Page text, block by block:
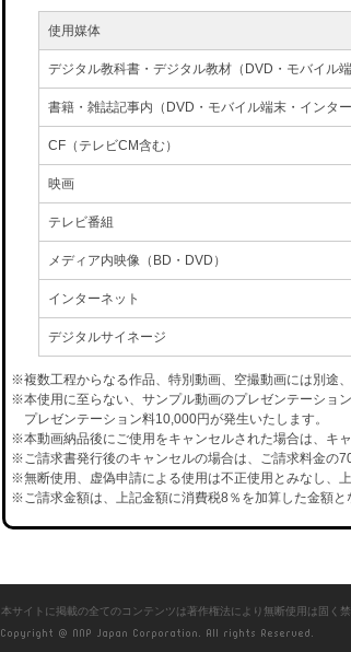
使用媒体
デジタル教科書・デジタル教材（DVD・モバイル
書籍・雑誌記事内（DVD・モバイル端末・インター
CF（テレビCM含む）
映画
テレビ番組
メディア内映像（BD・DVD）
インターネット
デジタルサイネージ
※複数工程からなる作品、特別動画、空撮動画には別途、
※本使用に至らない、サンプル動画のプレゼンテーショ
プレゼンテーション料10,000円が発生いたします。
※本動画納品後にご使用をキャンセルされた場合は、キ
※ご請求書発行後のキャンセルの場合は、ご請求料金の
※無断使用、虚偽申請による使用は不正使用とみなし、
※ご請求金額は、上記金額に消費税8％を加算した金額と
本サイトに掲載の全てのコンテンツは著作権法により無断使用は固く禁